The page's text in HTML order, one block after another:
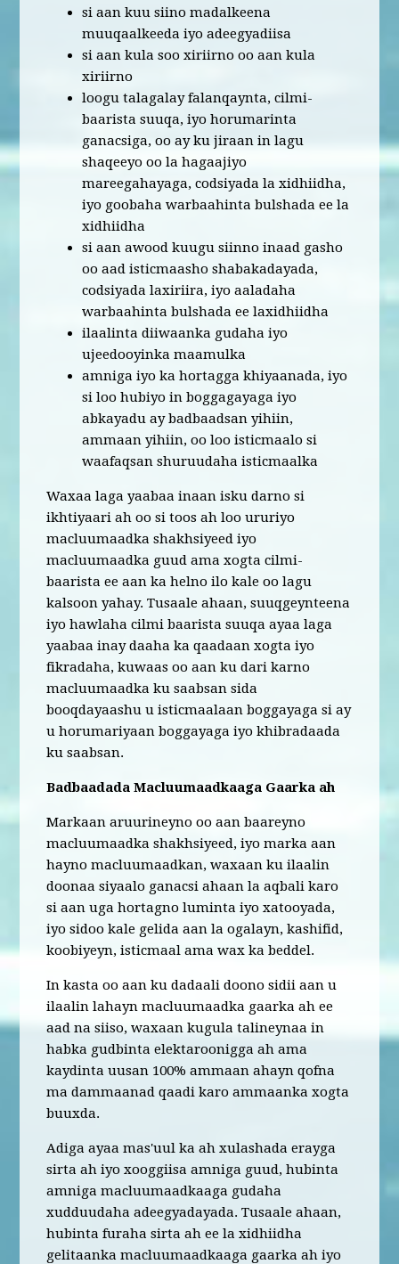
si aan kuu siino madalkeena
muuqaalkeeda iyo adeegyadiisa
si aan kula soo xiriirno oo aan kula
xiriirno
loogu talagalay falanqaynta, cilmi-
baarista suuqa, iyo horumarinta
ganacsiga, oo ay ku jiraan in lagu
shaqeeyo oo la hagaajiyo
mareegahayaga, codsiyada la xidhiidha,
iyo goobaha warbaahinta bulshada ee la
xidhiidha
si aan awood kuugu siinno inaad gasho
oo aad isticmaasho shabakadayada,
codsiyada laxiriira, iyo aaladaha
warbaahinta bulshada ee laxidhiidha
ilaalinta diiwaanka gudaha iyo
ujeedooyinka maamulka
amniga iyo ka hortagga khiyaanada, iyo
si loo hubiyo in boggagayaga iyo
abkayadu ay badbaadsan yihiin,
ammaan yihiin, oo loo isticmaalo si
waafaqsan shuruudaha isticmaalka
Waxaa laga yaabaa inaan isku darno si
ikhtiyaari ah oo si toos ah loo ururiyo
macluumaadka shakhsiyeed iyo
macluumaadka guud ama xogta cilmi-
baarista ee aan ka helno ilo kale oo lagu
kalsoon yahay. Tusaale ahaan, suuqgeynteena
iyo hawlaha cilmi baarista suuqa ayaa laga
yaabaa inay daaha ka qaadaan xogta iyo
fikradaha, kuwaas oo aan ku dari karno
macluumaadka ku saabsan sida
booqdayaashu u isticmaalaan boggayaga si ay
u horumariyaan boggayaga iyo khibradaada
ku saabsan.
Badbaadada Macluumaadkaaga Gaarka ah
Markaan aruurineyno oo aan baareyno
macluumaadka shakhsiyeed, iyo marka aan
hayno macluumaadkan, waxaan ku ilaalin
doonaa siyaalo ganacsi ahaan la aqbali karo
si aan uga hortagno luminta iyo xatooyada,
iyo sidoo kale gelida aan la ogalayn, kashifid,
koobiyeyn, isticmaal ama wax ka beddel.
In kasta oo aan ku dadaali doono sidii aan u
ilaalin lahayn macluumaadka gaarka ah ee
aad na siiso, waxaan kugula talineynaa in
habka gudbinta elektaroonigga ah ama
kaydinta uusan 100% ammaan ahayn qofna
ma dammaanad qaadi karo ammaanka xogta
buuxda.
Adiga ayaa mas'uul ka ah xulashada erayga
sirta ah iyo xooggiisa amniga guud, hubinta
amniga macluumaadkaaga gudaha
xudduudaha adeegyadayada. Tusaale ahaan,
hubinta furaha sirta ah ee la xidhiidha
gelitaanka macluumaadkaaga gaarka ah iyo